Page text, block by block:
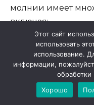
молнии имеет
включая:
1.
Система Тесла
означает
Этот сайт
использовать
использование.
информации,
Хорошо